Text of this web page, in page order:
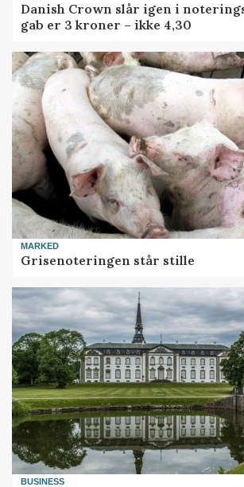
Danish Crown slår igen i
gab er 3 kroner – ikke 4,30
MARKED
Grisenoteringen står stille
BUSINESS